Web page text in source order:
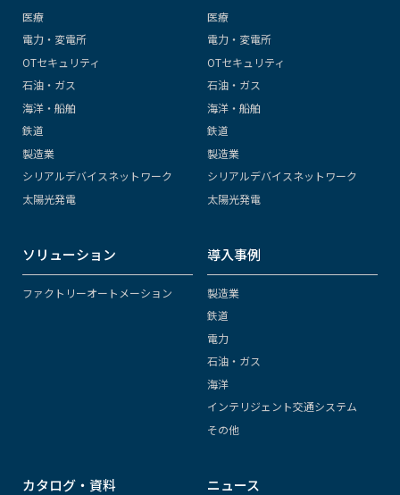
医療
電力・変電所
OTセキュリティ
石油・ガス
海洋・船舶
鉄道
製造業
シリアルデバイスネットワーク
太陽光発電
医療
電力・変電所
OTセキュリティ
石油・ガス
海洋・船舶
鉄道
製造業
シリアルデバイスネットワーク
太陽光発電
ソリューション
ファクトリーオートメーション
導入事例
製造業
鉄道
電力
石油・ガス
海洋
インテリジェント交通システム
その他
カタログ・資料 ニュース